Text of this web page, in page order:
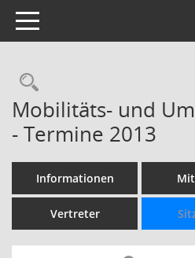
Toggle navigation
Rechercheauswahl
Mobilitäts- und
- Termine 2013
Informationen
Vertreter